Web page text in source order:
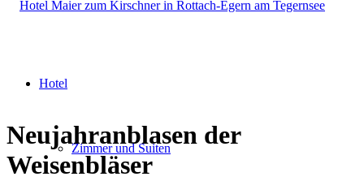
Hotel
Zimmer und Suiten
Neujahranblasen der
Weisenbläser